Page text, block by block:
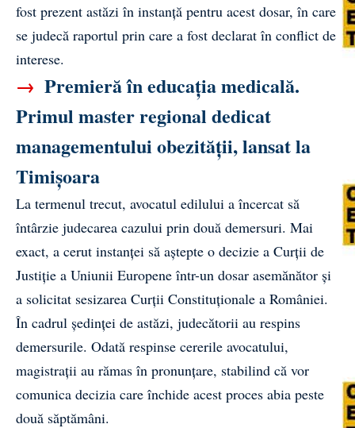
fost prezent astăzi în instanță pentru acest dosar, în care
se judecă raportul prin care a fost declarat în conflict de
interese.
→ Premieră în educația medicală.
Primul master regional dedicat
managementului obezității, lansat la
Timișoara
La termenul trecut, avocatul edilului a încercat să
întârzie judecarea cazului prin două demersuri. Mai
exact, a cerut instanței să aștepte o decizie a Curții de
Justiție a Uniunii Europene într-un dosar asemănător și
a solicitat sesizarea Curții Constituționale a României.
În cadrul ședinței de astăzi, judecătorii au respins
demersurile. Odată respinse cererile avocatului,
magistrații au rămas în pronunțare, stabilind că vor
comunica decizia care închide acest proces abia peste
două săptămâni.